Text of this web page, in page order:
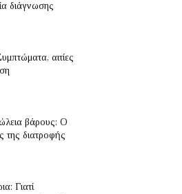
διάγνωσης
αιτίες
βάρους: Ο
της διατροφής
Γιατί